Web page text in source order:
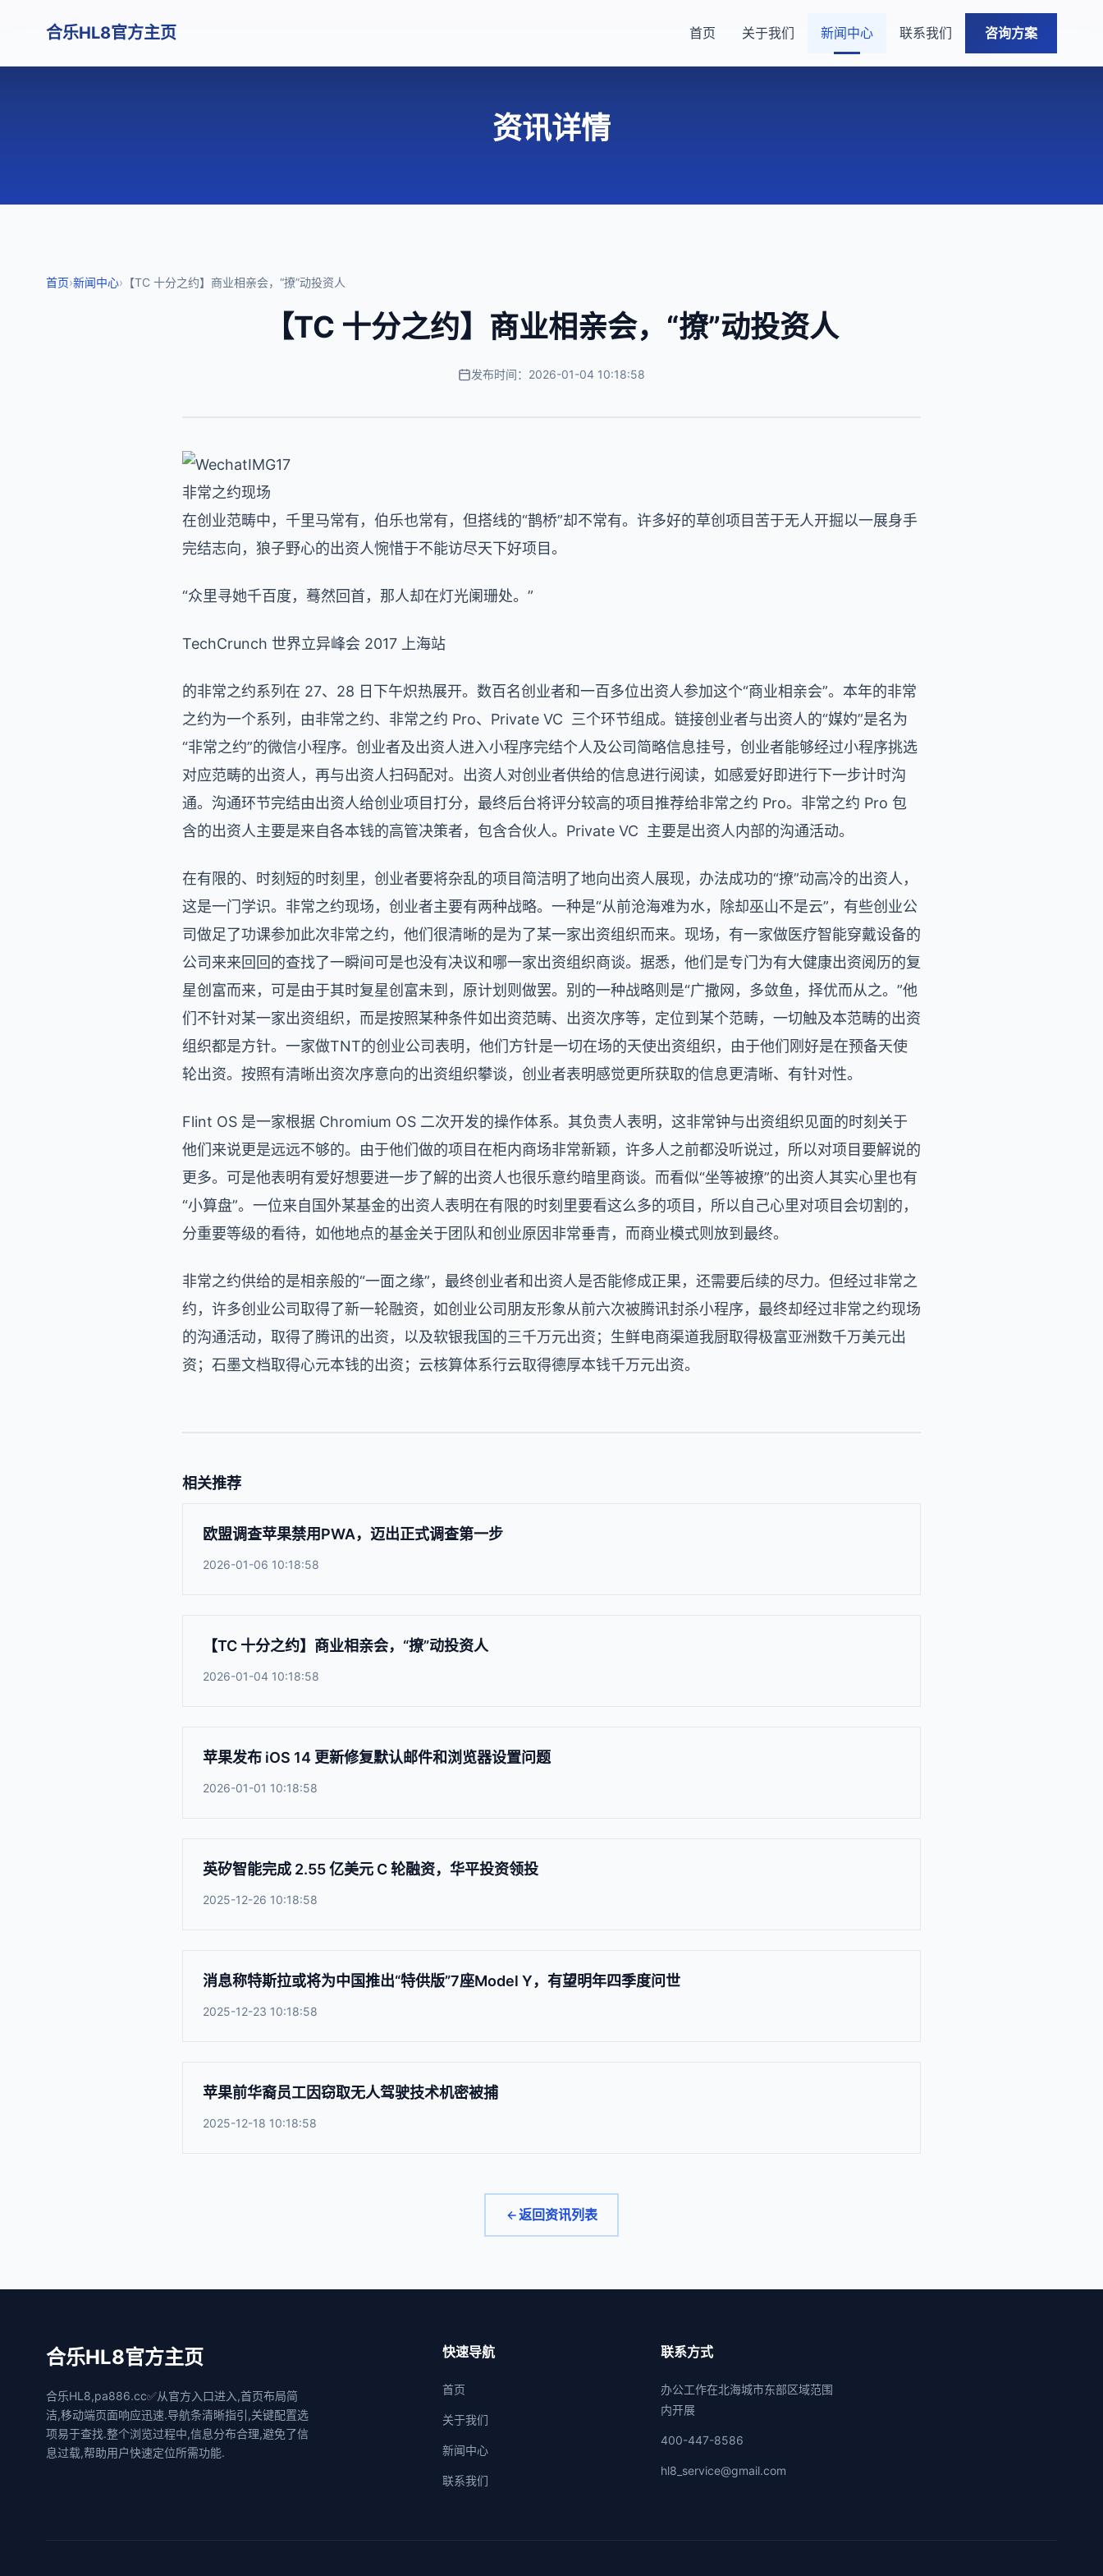
合乐HL8官方主页 首页 关于我们 新闻中心 联系我们 咨询方案
资讯详情
首页›新闻中心› 【TC 十分之约】商业相亲会，“撩”动投资人
【TC 十分之约】商业相亲会，“撩”动投资人
发布时间：2026-01-04 10:18:58
非常之约现场
在创业范畴中，千里马常有，伯乐也常有，但搭线的“鹊桥”却不常有。许多好的草创项目苦于无人开掘以一展身手
完结志向，狼子野心的出资人惋惜于不能访尽天下好项目。
“众里寻她千百度，蓦然回首，那人却在灯光阑珊处。”
TechCrunch 世界立异峰会 2017 上海站
的非常之约系列在 27、28 日下午炽热展开。数百名创业者和一百多位出资人参加这个“商业相亲会”。本年的非常
之约为一个系列，由非常之约、非常之约 Pro、Private VC 三个环节组成。链接创业者与出资人的“媒妁”是名为
“非常之约”的微信小程序。创业者及出资人进入小程序完结个人及公司简略信息挂号，创业者能够经过小程序挑选
对应范畴的出资人，再与出资人扫码配对。出资人对创业者供给的信息进行阅读，如感爱好即进行下一步计时沟
通。沟通环节完结由出资人给创业项目打分，最终后台将评分较高的项目推荐给非常之约 Pro。非常之约 Pro 包
含的出资人主要是来自各本钱的高管决策者，包含合伙人。Private VC 主要是出资人内部的沟通活动。
在有限的、时刻短的时刻里，创业者要将杂乱的项目简洁明了地向出资人展现，办法成功的“撩”动高冷的出资人，
这是一门学识。非常之约现场，创业者主要有两种战略。一种是“从前沧海难为水，除却巫山不是云”，有些创业公
司做足了功课参加此次非常之约，他们很清晰的是为了某一家出资组织而来。现场，有一家做医疗智能穿戴设备的
公司来来回回的查找了一瞬间可是也没有决议和哪一家出资组织商谈。据悉，他们是专门为有大健康出资阅历的复
星创富而来，可是由于其时复星创富未到，原计划则做罢。别的一种战略则是“广撒网，多敛鱼，择优而从之。”他
们不针对某一家出资组织，而是按照某种条件如出资范畴、出资次序等，定位到某个范畴，一切触及本范畴的出资
组织都是方针。一家做TNT的创业公司表明，他们方针是一切在场的天使出资组织，由于他们刚好是在预备天使
轮出资。按照有清晰出资次序意向的出资组织攀谈，创业者表明感觉更所获取的信息更清晰、有针对性。
Flint OS 是一家根据 Chromium OS 二次开发的操作体系。其负责人表明，这非常钟与出资组织见面的时刻关于
他们来说更是远远不够的。由于他们做的项目在柜内商场非常新颖，许多人之前都没听说过，所以对项目要解说的
更多。可是他表明有爱好想要进一步了解的出资人也很乐意约暗里商谈。而看似“坐等被撩”的出资人其实心里也有
“小算盘”。一位来自国外某基金的出资人表明在有限的时刻里要看这么多的项目，所以自己心里对项目会切割的，
分重要等级的看待，如他地点的基金关于团队和创业原因非常垂青，而商业模式则放到最终。
非常之约供给的是相亲般的“一面之缘”，最终创业者和出资人是否能修成正果，还需要后续的尽力。但经过非常之
约，许多创业公司取得了新一轮融资，如创业公司朋友形象从前六次被腾讯封杀小程序，最终却经过非常之约现场
的沟通活动，取得了腾讯的出资，以及软银我国的三千万元出资；生鲜电商渠道我厨取得极富亚洲数千万美元出
资；石墨文档取得心元本钱的出资；云核算体系行云取得德厚本钱千万元出资。
相关推荐
欧盟调查苹果禁用PWA，迈出正式调查第一步
2026-01-06 10:18:58
【TC 十分之约】商业相亲会，“撩”动投资人
2026-01-04 10:18:58
苹果发布 iOS 14 更新修复默认邮件和浏览器设置问题
2026-01-01 10:18:58
英矽智能完成 2.55 亿美元 C 轮融资，华平投资领投
2025-12-26 10:18:58
消息称特斯拉或将为中国推出“特供版”7座Model Y，有望明年四季度问世
2025-12-23 10:18:58
苹果前华裔员工因窃取无人驾驶技术机密被捕
2025-12-18 10:18:58
返回资讯列表
合乐HL8官方主页
合乐HL8,pa886.cc✅从官方入口进入,首页布局简
洁,移动端页面响应迅速.导航条清晰指引,关键配置选
项易于查找.整个浏览过程中,信息分布合理,避免了信
息过载,帮助用户快速定位所需功能.
快速导航
首页
关于我们
新闻中心
联系我们
联系方式
办公工作在北海城市东部区域范围
内开展
400-447-8586
hl8_service@gmail.com